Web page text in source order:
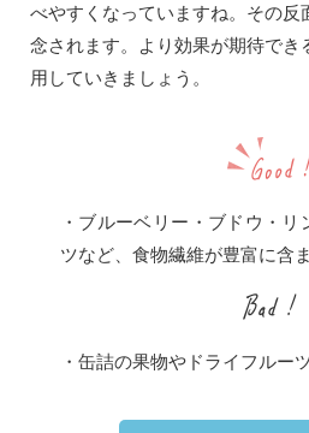
べやすくなっていますね。その反
念されます。より効果が期待でき
用していきましょう。
・ブルーベリー・ブドウ・
ツなど、食物繊維が豊富に含
・缶詰の果物やドライフルー